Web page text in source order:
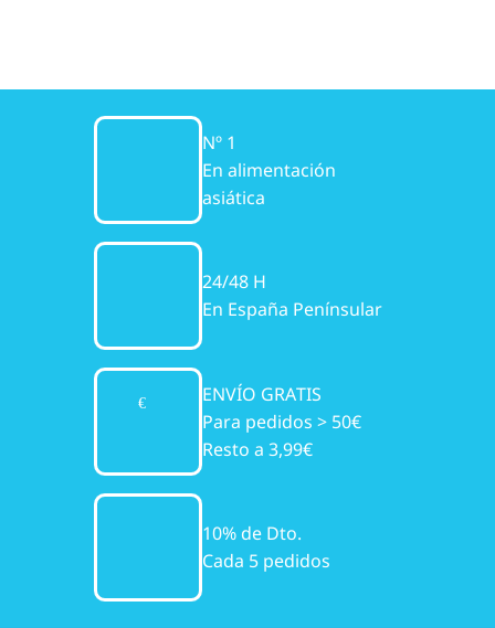
Nº 1
En alimentación
asiática
24/48 H
En España Penínsular
ENVÍO GRATIS
Para pedidos > 50€
Resto a 3,99€
10% de Dto.
Cada 5 pedidos